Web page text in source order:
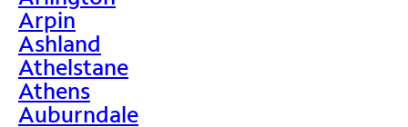
Arpin
Ashland
Athelstane
Athens
Auburndale